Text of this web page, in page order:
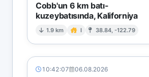
Cobb'un 6 km batı-
kuzeybatısında, Kaliforniya
1.9 km I 38.84, -122.79
10:42:07 06.08.2026